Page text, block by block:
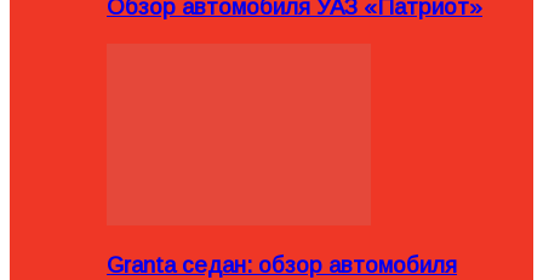
Обзор автомобиля УАЗ «Патриот»
Granta седан: обзор автомобиля